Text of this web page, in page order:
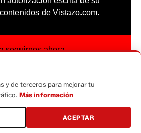
de Vistazo.com.
seguirnos ahora
a:
y de terceros para mejorar tu
Más información
ACEPTAR